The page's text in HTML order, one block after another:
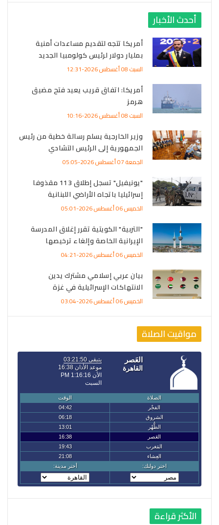
أحدث الأخبار
أمريكا تتجه لتقديم مساعدات أمنية
بمليار دولار لرئيس كولومبيا الجديد
السبت 08 أغسطس 2026-12:31
أمريكا: اتفاق قريب يعيد فتح مضيق
هرمز
السبت 08 أغسطس 2026-10:16
وزير الخارجية يسلم رسالة خطية من رئيس
الجمهورية إلى الرئيس التشادي
الجمعة 07 أغسطس 2026-05:05
"يونيفيل" تسجل إطلاق 113 مقذوفا
إسرائيليا باتجاه الأراضي اللبنانية
الخميس 06 أغسطس 2026-05:01
"التربية" الكويتية تقرر إغلاق المدرسة
الإيرانية الخاصة وإلغاء ترخيصها
الخميس 06 أغسطس 2026-04:21
بيان عربي إسلامي مشترك يدين
الانتهاكات الإسرائيلية في غزة
الخميس 06 أغسطس 2026-03:04
مواقيت الصلاة
الأكثر قراءة